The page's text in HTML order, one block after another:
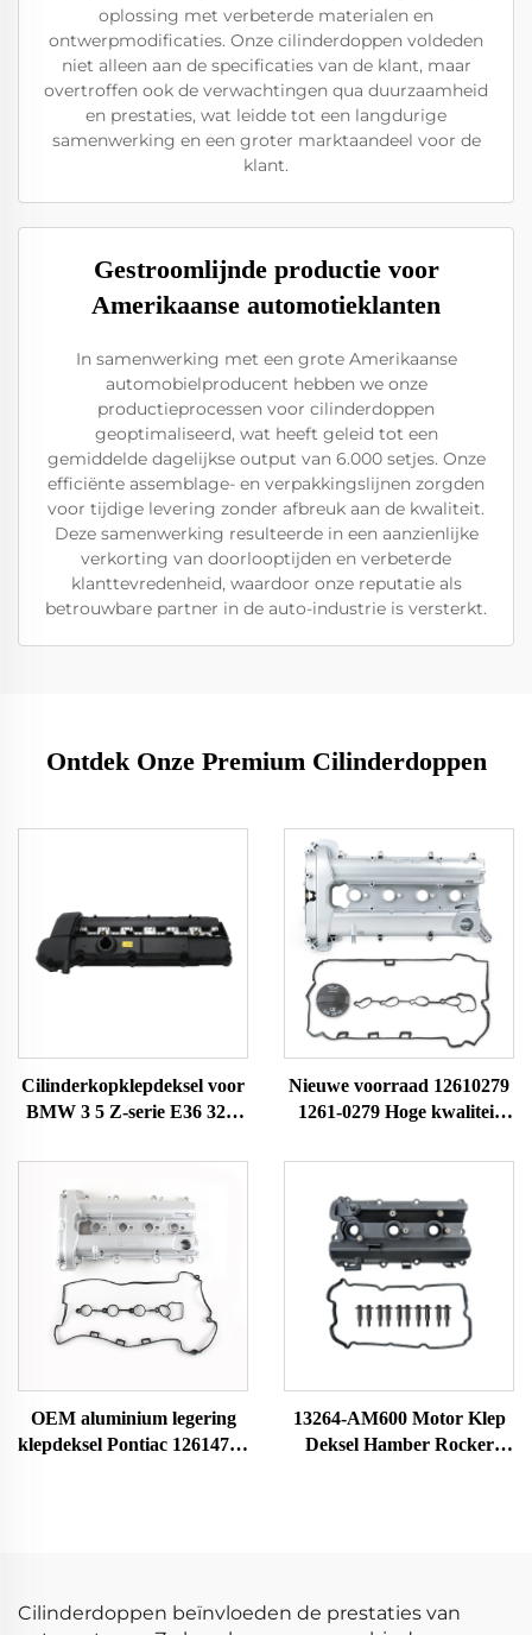
oplossing met verbeterde materialen en
ontwerpmodificaties. Onze cilinderdoppen voldeden
niet alleen aan de specificaties van de klant, maar
overtroffen ook de verwachtingen qua duurzaamheid
en prestaties, wat leidde tot een langdurige
samenwerking en een groter marktaandeel voor de
klant.
Gestroomlijnde productie voor
Amerikaanse automotieklanten
In samenwerking met een grote Amerikaanse
automobielproducent hebben we onze
productieprocessen voor cilinderdoppen
geoptimaliseerd, wat heeft geleid tot een
gemiddelde dagelijkse output van 6.000 setjes. Onze
efficiënte assemblage- en verpakkingslijnen zorgden
voor tijdige levering zonder afbreuk aan de kwaliteit.
Deze samenwerking resulteerde in een aanzienlijke
verkorting van doorlooptijden en verbeterde
klanttevredenheid, waardoor onze reputatie als
betrouwbare partner in de auto-industrie is versterkt.
Ontdek Onze Premium Cilinderdoppen
Cilinderkopklepdeksel voor
BMW 3 5 Z-serie E36 323i
E38 Z3 11121703341
11121748630
Nieuwe voorraad 12610279
1261-0279 Hoge kwaliteit
motorcilinder voor C-
kopklepdeksel
OEM aluminium legering
klepdeksel Pontiac 12614738
13264-AM600 Motor Klep
Deksel Hamber Rocker
Cilinderdoppen beïnvloeden de prestaties van